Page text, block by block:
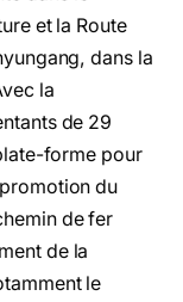
et la Route
dans la
la
de 29
forme pour
du
de fer
de la
le